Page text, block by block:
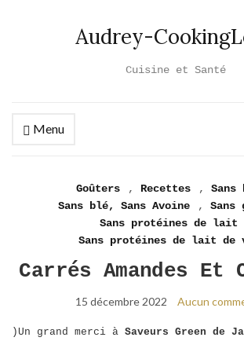
Audrey-
Cuisine et Santé
Menu
Goûters , Recettes , Sans
Sans blé, Sans Avoine
, Sans
Sans protéines de lait
Sans protéines de lait de
Carrés Amandes Et
15 décembre 2022 Aucun
)Un grand merci à Saveurs Green de